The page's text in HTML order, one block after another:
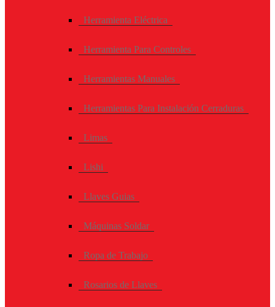
Herramienta Eléctrica
Herramienta Para Controles
Herramientas Manuales
Herramientas Para Instalación Cerraduras
Limas
Lishi
Llaves Guias
Máquinas Soldar
Ropa de Trabajo
Rosarios de Llaves